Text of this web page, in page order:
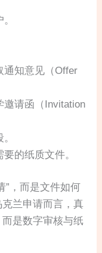
通知意见（Offer
邀请函（Invitation
的纸质文件。
”，而是文件如何
兰申请而言，真
是数字审核与纸